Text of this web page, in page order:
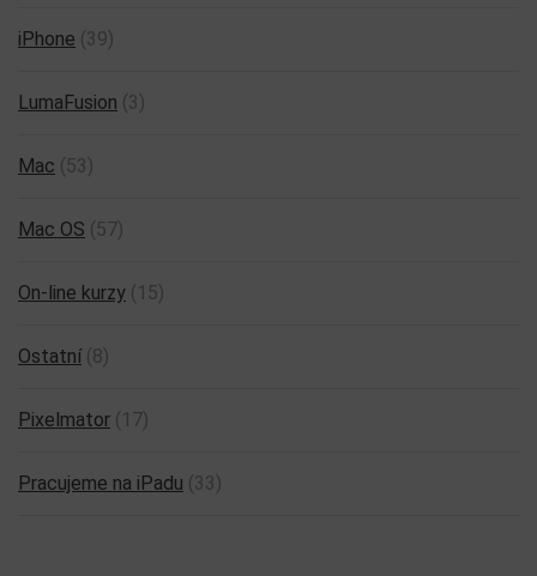
iPhone (39)
LumaFusion (3)
Mac (53)
Mac OS (57)
On-line kurzy (15)
Ostatní (8)
Pixelmator (17)
Pracujeme na iPadu (33)